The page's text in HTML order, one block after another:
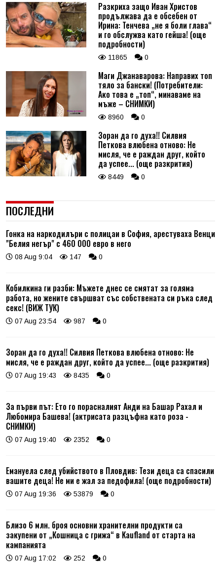
Разкриха защо Иван Христов
продължава да е обсебен от
Ирина: Тенчева „не я боли глава“
и го обслужва като гейша! (още
подробности)
11865 0
Маги Джанаварова: Направих топ
тяло за бански! (Потребители:
Ако това е „топ“, минаваме на
мъже – СНИМКИ)
8960 0
Зоран да го духа!! Силвия
Петкова влюбена отново: Не
мисля, че е раждан друг, който
да успее... (още разкрития)
8449 0
ПОСЛЕДНИ
Гонка на наркодилъри с полицаи в София, арестуваха Венци
"Белия негър" с 460 000 евро в него
08 Aug 9:04 147 0
Кобилкина ги разби: Мъжете днес се смятат за голяма
работа, но жените свършват със собствената си ръка след
секс! (ВИЖ ТУК)
07 Aug 23:54 987 0
Зоран да го духа!! Силвия Петкова влюбена отново: Не
мисля, че е раждан друг, който да успее... (още разкрития)
07 Aug 19:43 8435 0
За първи път: Ето го порасналият Анди на Башар Рахал и
Любомира Башева! (актрисата разцъфна като роза -
СНИМКИ)
07 Aug 19:40 2352 0
Емануела след убийството в Пловдив: Тези деца са спасили
вашите деца! Не ми е жал за педофила! (още подробности)
07 Aug 19:36 53879 0
Близо 6 млн. броя основни хранителни продукти са
закупени от „Кошница с грижа“ в Kaufland от старта на
кампанията
07 Aug 17:02 252 0